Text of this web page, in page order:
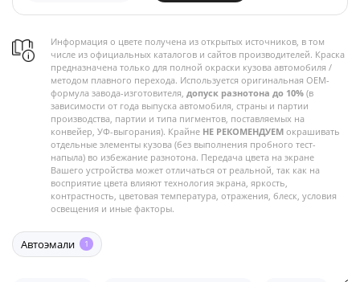
Информация о цвете получена из открытых источников, в том
числе из официальных каталогов и сайтов производителей. Краска
предназначена только для полной окраски кузова автомобиля /
методом плавного перехода. Используется оригинальная OEM-
формула завода-изготовителя, допуск разнотона до 10% (в
зависимости от года выпуска автомобиля, страны и партии
производства, партии и типа пигментов, поставляемых на
конвейер, УФ-выгорания). Крайне НЕ РЕКОМЕНДУЕМ окрашивать
отдельные элементы кузова (без выполнения пробного тест-
напыла) во избежание разнотона. Передача цвета на экране
Вашего устройства может отличаться от реальной, так как на
восприятие цвета влияют технология экрана, яркость,
контрастность, цветовая температура, отражения, блеск, условия
освещения и иные факторы.
Автоэмали 1